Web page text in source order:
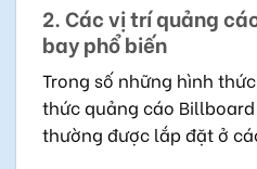
2. Các vị trí quảng
bay phổ biến
Trong số những hình
thức quảng cáo
thường được lắp đặt ở